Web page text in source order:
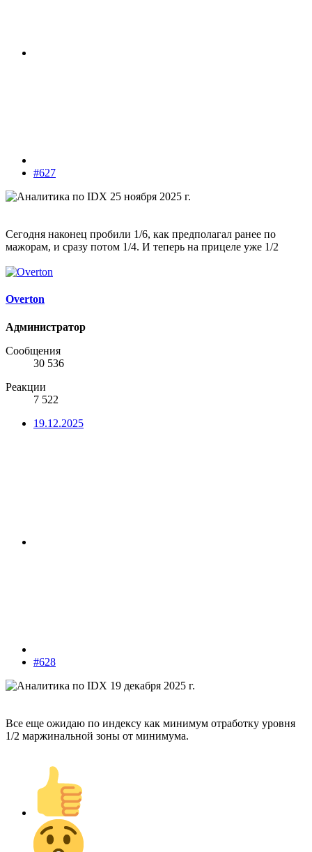
#627
Сегодня наконец пробили 1/6, как предполагал ранее по
мажорам, и сразу потом 1/4. И теперь на прицеле уже 1/2
Overton
Администратор
Сообщения
30 536
Реакции
7 522
19.12.2025
#628
Все еще ожидаю по индексу как минимум отработку уровня
1/2 маржинальной зоны от минимума.